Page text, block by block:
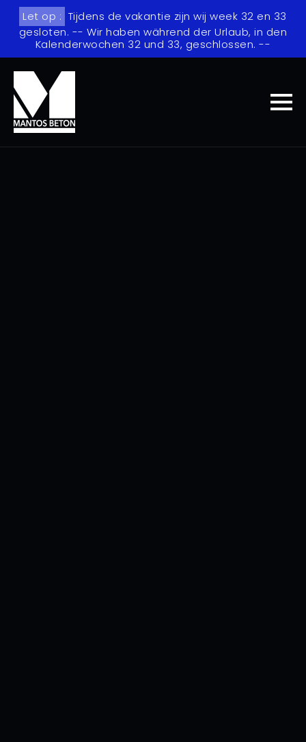
Let op :
Tijdens de vakantie zijn wij week 32 en 33
gesloten. -- Wir haben während der Urlaub, in den
Kalenderwochen 32 und 33, geschlossen. --